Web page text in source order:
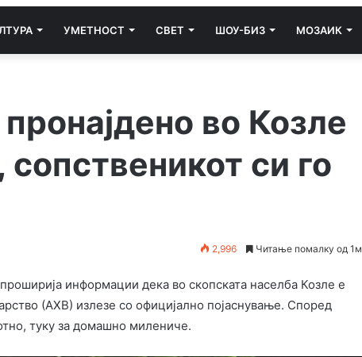
УМЕТНОСТ СВЕТ ШОУ-БИЗ МОЗАИК
во Козле
си го
2,996 Читање помалку од 1м
информации дека во скопската населба Козле е
(АХВ) излезе со официјално појаснување. Според
туку за домашно милениче.